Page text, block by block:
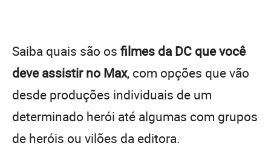
Saiba quais são os filmes da DC que você
deve assistir no Max, com opções que vão
desde produções individuais de um
determinado herói até algumas com grupos
de heróis ou vilões da editora.